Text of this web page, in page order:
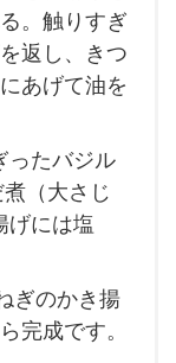
。触りすぎ
返し、きつ
あげて油を
ったバジル
（大さじ
げには塩
ぎのかき揚
完成です。